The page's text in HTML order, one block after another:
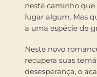
neste caminho que
lugar algum. Mas
a uma espécie de
Neste novo
recupera suas
desesperança, o